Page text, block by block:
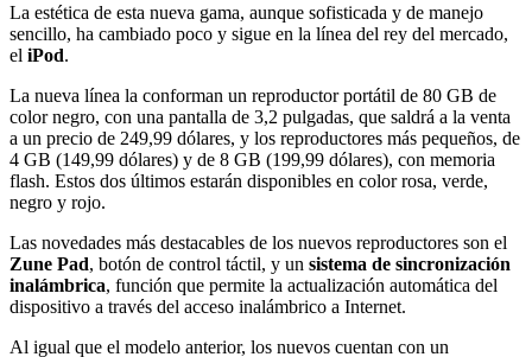
La estética de esta nueva gama, aunque sofisticada y de manejo
sencillo, ha cambiado poco y sigue en la línea del rey del mercado,
el iPod.
La nueva línea la conforman un reproductor portátil de 80 GB de
color negro, con una pantalla de 3,2 pulgadas, que saldrá a la venta
a un precio de 249,99 dólares, y los reproductores más pequeños, de
4 GB (149,99 dólares) y de 8 GB (199,99 dólares), con memoria
flash. Estos dos últimos estarán disponibles en color rosa, verde,
negro y rojo.
Las novedades más destacables de los nuevos reproductores son el
Zune Pad, botón de control táctil, y un sistema de sincronización
inalámbrica, función que permite la actualización automática del
dispositivo a través del acceso inalámbrico a Internet.
Al igual que el modelo anterior, los nuevos cuentan con un